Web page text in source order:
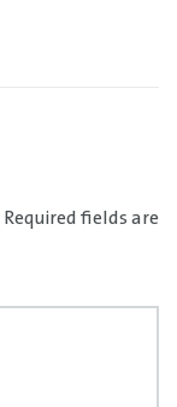
Required fields are